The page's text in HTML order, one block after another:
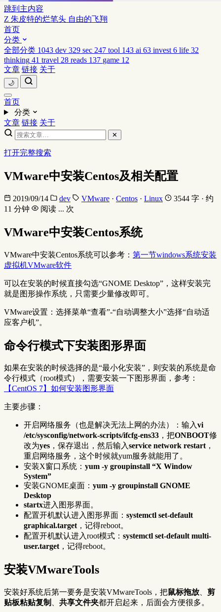
跳到主内容
Z 朱皮特的烂笔头 自由的飞翔
首页
分类
全部分类 1043 dev 329 sec 247 tool 143 ai 63 invest 6 life 32
thinking 41 travel 28 reads 137 game 12
文章 链接 关于
🌙
首页
分类
文章 链接 关于
✕
打开完整搜索
VMware中安装Centos及相关配置
2019/09/14 dev VMware · Centos · Linux
3544 字 · 约
11 分钟
阅读 ... 次
VMware中安装Centos系统
VMware中安装Centos系统可以参考： 第一节windows系统安装
虚拟机VMware软件
可以在安装的时候直接勾选“GNOME Desktop”，这样安装完
就是图形操作系统，只需要少量修改即可。
VMware设置：选择菜单“查看”-“自动调整大小”选择“自动适
应客户机”。
命令行模式下安装图形界面
如果在安装的时候选择的是“最小化安装”，则安装的系统是命
令行模式（root模式），需要安装一下图形界面，参考：
【CentOS 7】如何安装图形界面
主要步骤：
开启网络服务（也是解决无法上网的办法）：输入vi
/etc/sysconfig/network-scripts/ifcfg-ens33 ，把ONBOOT修
改为yes ，保存退出，然后输入service network restart，
重启网络服务，这个时候就yum服务就能用了。
安装X窗口系统： yum -y groupinstall “X Window
System”
安装GNOME桌面： yum -y groupinstall GNOME
Desktop
startx进入图形界面。
配置开机默认进入图形界面： systemctl set-default
graphical.target，记得reboot。
配置开机默认进入root模式： systemctl set-default multi-
user.target，记得reboot。
安装VMwareTools
安装好系统后第一要务是安装VMwareTools，把鼠标拖放
剪
贴板粘贴复制
共享文件夹都开启起来，后面会方便很多。